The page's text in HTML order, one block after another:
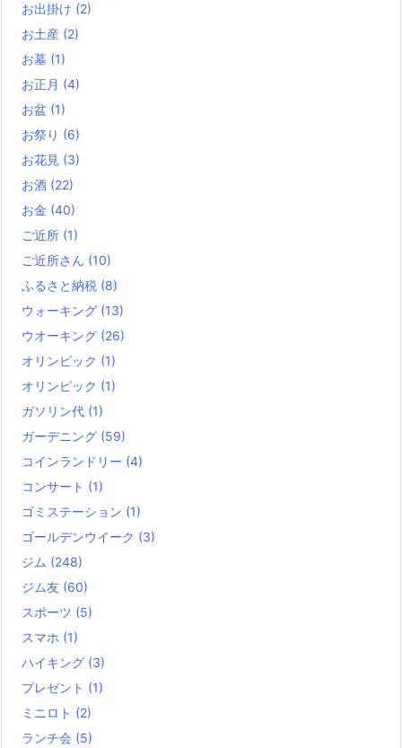
お出掛け (2)
お土産 (2)
お墓 (1)
お正月 (4)
お盆 (1)
お祭り (6)
お花見 (3)
お酒 (22)
お金 (40)
ご近所 (1)
ご近所さん (10)
ふるさと納税 (8)
ウォーキング (13)
ウオーキング (26)
オリンピック (1)
オリンピック (1)
ガソリン代 (1)
ガーデニング (59)
コインランドリー (4)
コンサート (1)
ゴミステーション (1)
ゴールデンウイーク (3)
ジム (248)
ジム友 (60)
スポーツ (5)
スマホ (1)
ハイキング (3)
プレゼント (1)
ミニロト (2)
ランチ会 (5)